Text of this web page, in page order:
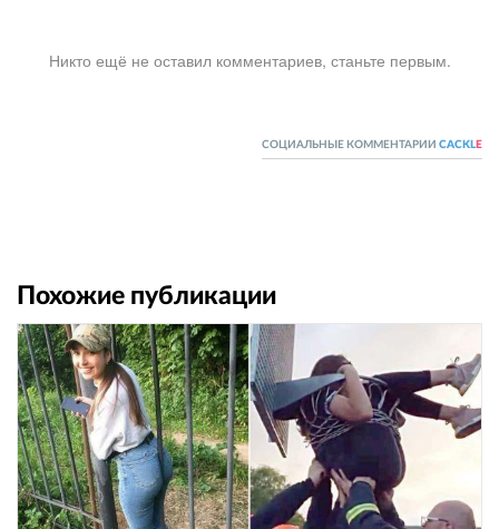
Никто ещё не оставил комментариев, станьте первым.
СОЦИАЛЬНЫЕ КОММЕНТАРИИ CACKL E
Похожие публикации